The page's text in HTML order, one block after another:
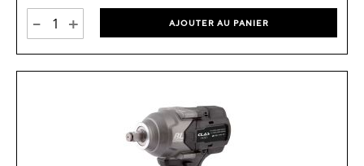
- + AJOUTER AU PANIER